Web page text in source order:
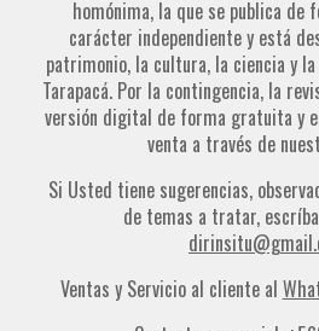
homónima, la que se publica de
carácter independiente y está
patrimonio, la cultura, la ciencia y
Tarapacá. Por la contingencia, la
versión digital de forma gratuita y
venta a través de
Si Usted tiene sugerencias,
de temas a tratar,
Ventas y Servicio al cliente al